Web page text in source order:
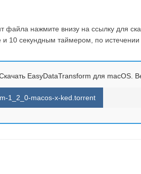
файла нажмите внизу на ссылку для
секундным таймером, по истечении
EasyDataTransform для macOS.
1_2_0-macos-x-ked.torrent